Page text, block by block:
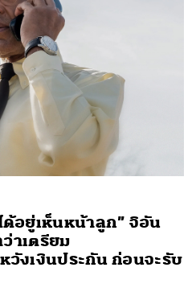
ด้อยู่เห็นหน้าลูก” จิอัน
ว่าเตรียม
งเงินประกัน ก่อนจะรับ